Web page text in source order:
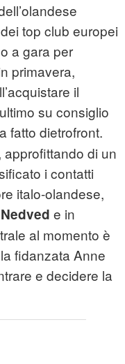
top club europei
a gara per
primavera,
il
su consiglio
fatto dietrofront.
di un
i contatti
italo-olandese,
e in
al momento è
fidanzata Anne
e decidere la